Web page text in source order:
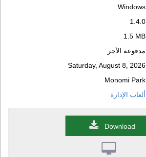
Windows
1.4.0
1.5 MB
مدفوعة الأجر
Saturday, August 8, 2026
Monomi Park
ألعاب الإدارة
Download